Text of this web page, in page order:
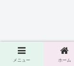
メニュー ホーム